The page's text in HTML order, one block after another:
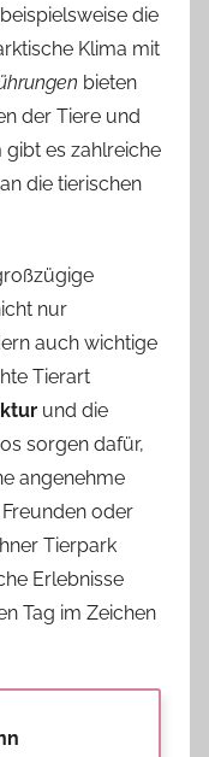
die
Klima mit
bieten
der Tiere und
es zahlreiche
die tierischen
nur
auch wichtige
Tierart
und die
sorgen dafür,
angenehme
oder
Tierpark
Erlebnisse
Tag im Zeichen